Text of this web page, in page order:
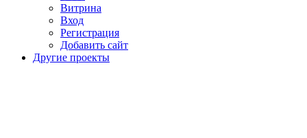
Витрина
Вход
Регистрация
Добавить сайт
Другие проекты